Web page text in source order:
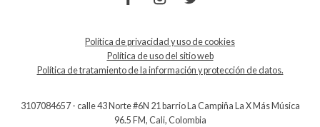
Política de privacidad y uso de cookies
Política de uso del sitio web
Política de tratamiento de la información y protección de datos.
3107084657 - calle 43 Norte #6N 21 barrio La Campiña La X Más Música
96.5 FM, Cali, Colombia